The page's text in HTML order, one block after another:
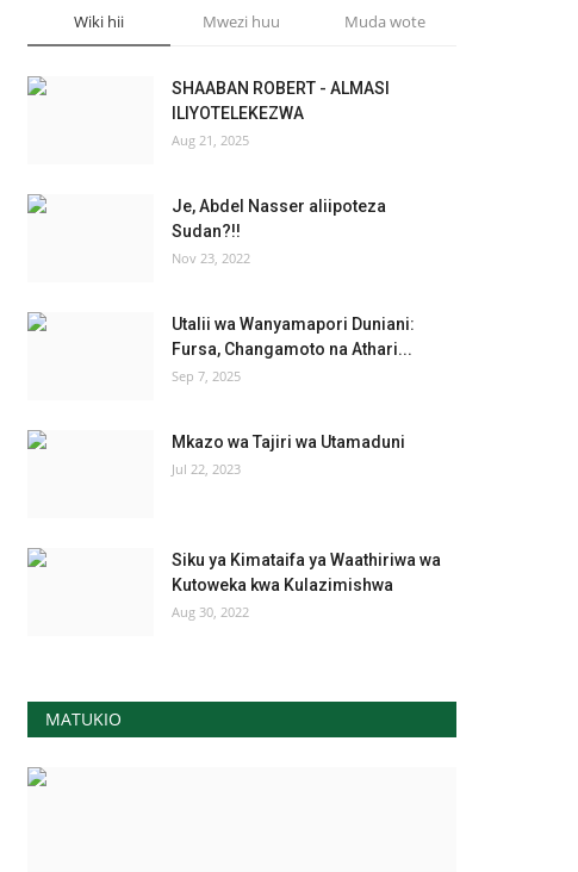
Wiki hii Mwezi huu Muda wote
SHAABAN ROBERT - ALMASI
ILIYOTELEKEZWA
Aug 21, 2025
Je, Abdel Nasser aliipoteza
Sudan?!!
Nov 23, 2022
Utalii wa Wanyamapori Duniani:
Fursa, Changamoto na Athari...
Sep 7, 2025
Mkazo wa Tajiri wa Utamaduni
Jul 22, 2023
Siku ya Kimataifa ya Waathiriwa wa
Kutoweka kwa Kulazimishwa
Aug 30, 2022
MATUKIO